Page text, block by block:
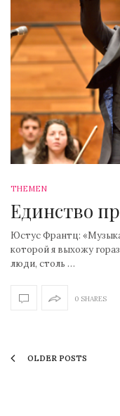
THEMEN
Единство
Юстус Франтц:
которой я выхожу
люди, столь …
0 SHARES
OLDER POSTS